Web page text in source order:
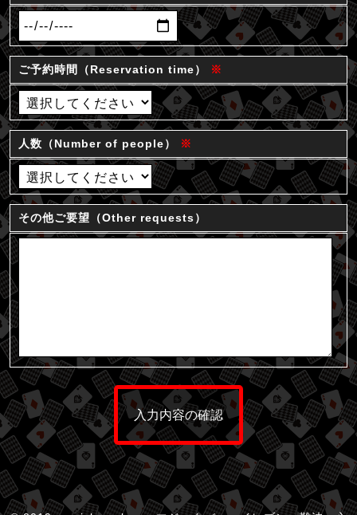
ご予約時間（Reservation time） ※
人数（Number of people） ※
その他ご要望（Other requests）